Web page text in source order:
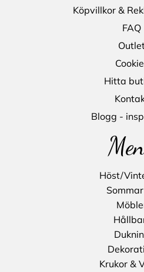
Köpvillkor &
FAQ
Hitta
Blogg -
Höst/
Krukor &